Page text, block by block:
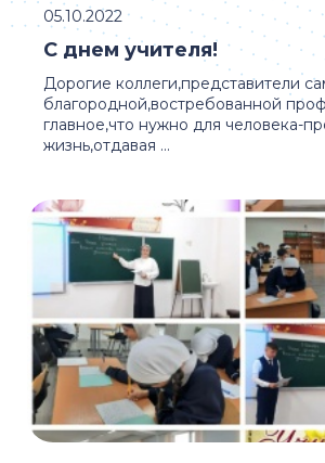
Дорогие коллеги,представители
благородной,востребованной
главное,что нужно для человека-
жизнь,отдавая ...
С днем учителя!
05.10.2022